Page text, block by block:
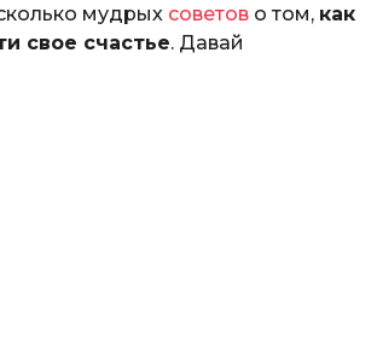
мудрых советов о том, как
свое счастье. Давай